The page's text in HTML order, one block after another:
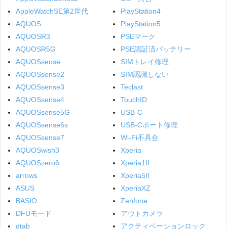
AppleWatchSE第2世代
AQUOS
AQUOSR3
AQUOSR5G
AQUOSsense
AQUOSsense2
AQUOSsense3
AQUOSsense4
AQUOSsense5G
AQUOSsense6s
AQUOSsense7
AQUOSwish3
AQUOSzero6
arrows
ASUS
BASIO
DFUモード
dtab
PlayStation4
PlayStation5
PSEマーク
PSE認証済バッテリー
SIMトレイ修理
SIM認識しない
Teclast
TouchID
USB-C
USB-Cポート修理
Wi-Fi不具合
Xperia
Xperia1II
Xperia5II
XperiaXZ
Zenfone
アウトカメラ
アクティベーションロック